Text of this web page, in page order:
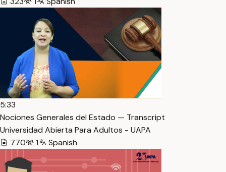
5:33
Nociones Generales del Estado — Transcript
Universidad Abierta Para Adultos - UAPA
770
1 Spanish